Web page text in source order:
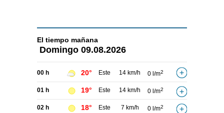
El tiempo mañana
Domingo 09.08.2026
00 h 20° Este 14 km/h 0 l/m2
01 h 19° Este 14 km/h 0 l/m2
02 h 18° Este 7 km/h 0 l/m2